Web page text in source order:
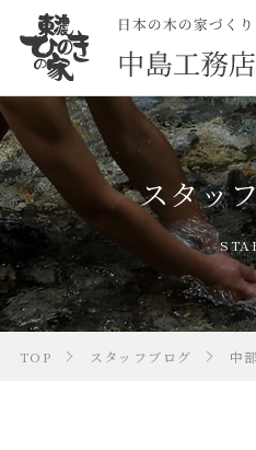
スタッ
TOP スタッフブログ 中部